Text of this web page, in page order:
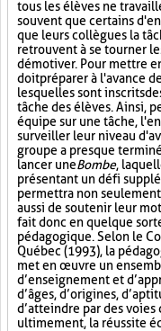
tous les élèves ne
souvent que certains
que leurs collègues la
retrouvent à se tourner
démotiver. Pour mettre
doit préparer à l'avance
lesquelles sont inscrits
tâche des élèves. Ainsi,
équipe sur une tâche,
surveiller leur niveau
groupe a presque
lancer uneBombe,
présentant un défi
permettra non
aussi de soutenir leur
fait donc en quelque
pédagogique. Selon le
Québec (1993), la
met en œuvre un
d’enseignement et
d’âges, d’origines,
d’atteindre par des
ultimement, la réussite